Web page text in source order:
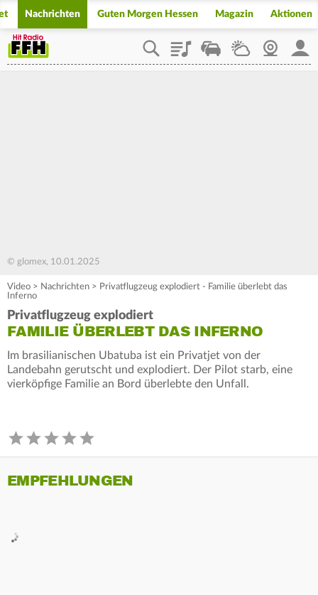
Nachrichten Guten Morgen Hessen Magazin Aktionen
PlaylistStaupilotWetterWebcam
© glomex, 10.01.2025
Video > Nachrichten > Privatflugzeug explodiert - Familie überlebt das
Inferno
Privatflugzeug explodiert
FAMILIE ÜBERLEBT DAS INFERNO
Im brasilianischen Ubatuba ist ein Privatjet von der
Landebahn gerutscht und explodiert. Der Pilot starb, eine
vierköpfige Familie an Bord überlebte den Unfall.
EMPFEHLUNGEN